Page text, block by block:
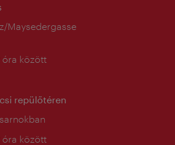
Maysedergasse
óra között
repülőtéren
óra között